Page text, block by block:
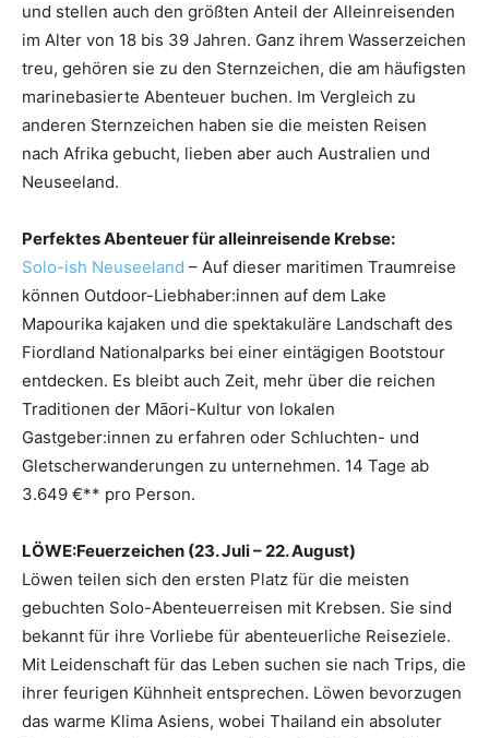
und stellen auch den größten Anteil der Alleinreisenden
im Alter von 18 bis 39 Jahren. Ganz ihrem Wasserzeichen
treu, gehören sie zu den Sternzeichen, die am häufigsten
marinebasierte Abenteuer buchen. Im Vergleich zu
anderen Sternzeichen haben sie die meisten Reisen
nach Afrika gebucht, lieben aber auch Australien und
Neuseeland.
Perfektes Abenteuer für alleinreisende Krebse:
Solo-ish Neuseeland – Auf dieser maritimen Traumreise
können Outdoor-Liebhaber:innen auf dem Lake
Mapourika kajaken und die spektakuläre Landschaft des
Fiordland Nationalparks bei einer eintägigen Bootstour
entdecken. Es bleibt auch Zeit, mehr über die reichen
Traditionen der Māori-Kultur von lokalen
Gastgeber:innen zu erfahren oder Schluchten- und
Gletscherwanderungen zu unternehmen. 14 Tage ab
3.649 €** pro Person.
LÖWE:Feuerzeichen (23. Juli – 22. August)
Löwen teilen sich den ersten Platz für die meisten
gebuchten Solo-Abenteuerreisen mit Krebsen. Sie sind
bekannt für ihre Vorliebe für abenteuerliche Reiseziele.
Mit Leidenschaft für das Leben suchen sie nach Trips, die
ihrer feurigen Kühnheit entsprechen. Löwen bevorzugen
das warme Klima Asiens, wobei Thailand ein absoluter